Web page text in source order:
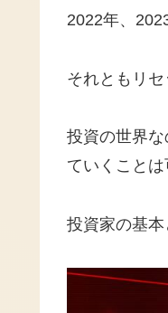
2022年、
それともリ
投資の世界
ていくことは
投資家の基本